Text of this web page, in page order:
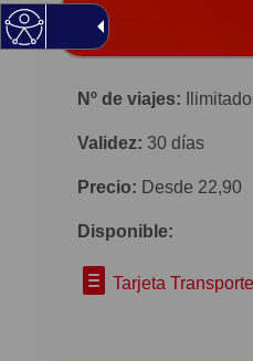
Nº de viajes:
Validez: 30 días
Precio: Desde 22,90
Disponible:
Tarjeta